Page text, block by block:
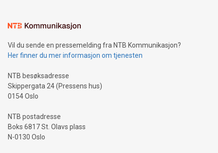
Vil du sende en pressemelding fra NTB Kommunikasjon?
Her finner du mer informasjon om tjenesten
NTB besøksadresse
Skippergata 24 (Pressens hus)
0154 Oslo
NTB postadresse
Boks 6817 St. Olavs plass
N-0130 Oslo